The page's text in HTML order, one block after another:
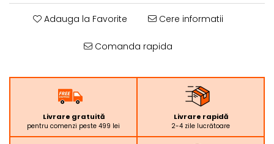
Adauga la Favorite Cere informatii
Comanda rapida
Livrare gratuită
pentru comenzi peste 499 lei
Livrare rapidă
2-4 zile lucrătoare